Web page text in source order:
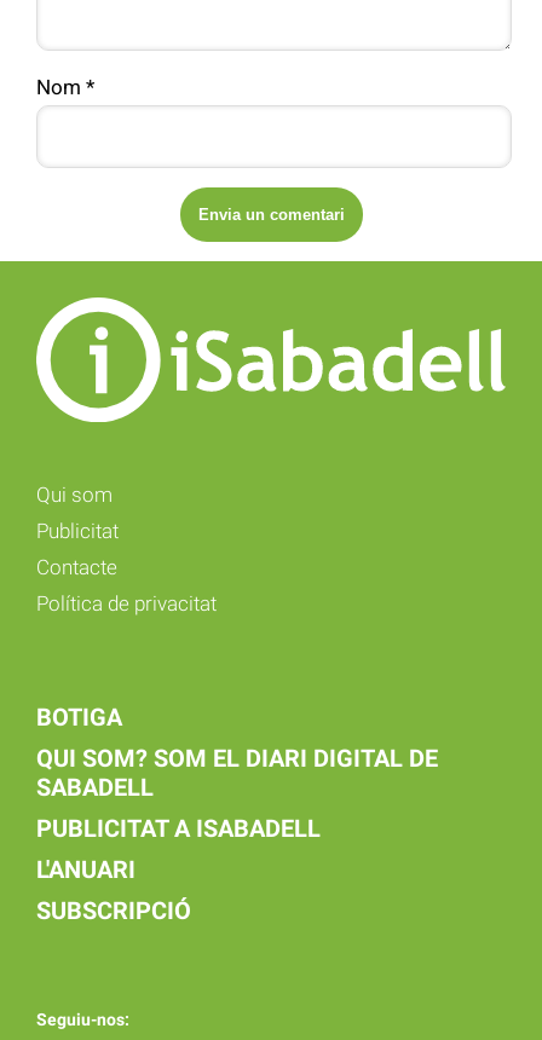
Nom *
Qui som
Publicitat
Contacte
Política de privacitat
BOTIGA
QUI SOM? SOM EL DIARI DIGITAL DE
SABADELL
PUBLICITAT A ISABADELL
L'ANUARI
SUBSCRIPCIÓ
Seguiu-nos: